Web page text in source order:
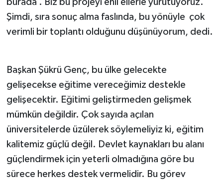
burada . Biz bu projeyi ehil ellerle yürütüyoruz.
Şimdi, sıra sonuç alma faslında, bu yönüyle çok
verimli bir toplantı olduğunu düşünüyorum, dedi.
Başkan Şükrü Genç, bu ülke gelecekte
gelişecekse eğitime vereceğimiz destekle
gelişecektir. Eğitimi geliştirmeden gelişmek
mümkün değildir. Çok sayıda açılan
üniversitelerde üzülerek söylemeliyiz ki, eğitim
kalitemiz güçlü değil. Devlet kaynakları bu alanı
güçlendirmek için yeterli olmadığına göre bu
sürece herkes destek vermelidir. Bu görev